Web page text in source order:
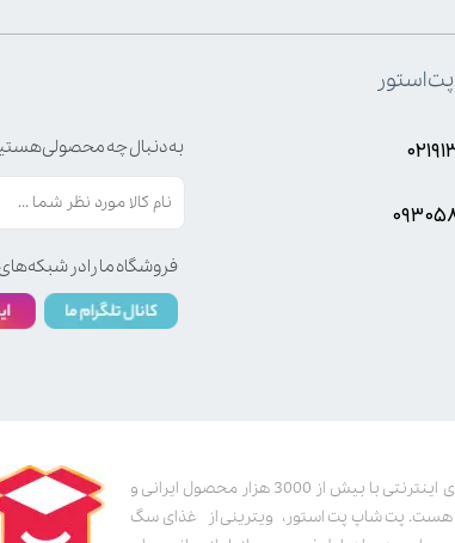
پت استور به عنوان یکی از قدیمی‌ترین پت شاپ های اینترنتی با بیش از 3000 هزار محصول ایرانی و
هست. پت شاپ پت استور، ویترینی از غذای سگ
پت استور
به دنبال چه محصولی
فروشگاه ما را در